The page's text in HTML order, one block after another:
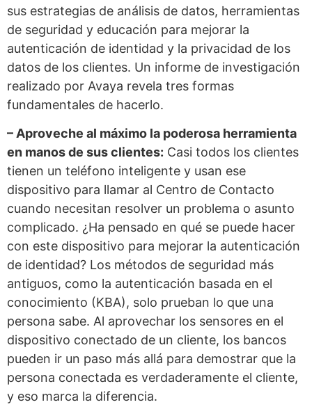
sus estrategias de análisis de datos, herramientas
de seguridad y educación para mejorar la
autenticación de identidad y la privacidad de los
datos de los clientes. Un informe de investigación
realizado por Avaya revela tres formas
fundamentales de hacerlo.
– Aproveche al máximo la poderosa herramienta
en manos de sus clientes: Casi todos los clientes
tienen un teléfono inteligente y usan ese
dispositivo para llamar al Centro de Contacto
cuando necesitan resolver un problema o asunto
complicado. ¿Ha pensado en qué se puede hacer
con este dispositivo para mejorar la autenticación
de identidad? Los métodos de seguridad más
antiguos, como la autenticación basada en el
conocimiento (KBA), solo prueban lo que una
persona sabe. Al aprovechar los sensores en el
dispositivo conectado de un cliente, los bancos
pueden ir un paso más allá para demostrar que la
persona conectada es verdaderamente el cliente,
y eso marca la diferencia.